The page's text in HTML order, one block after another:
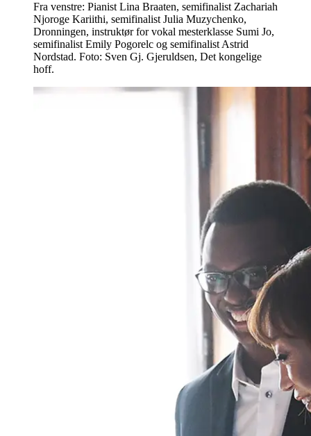
Fra venstre: Pianist Lina Braaten, semifinalist Zachariah
Njoroge Kariithi, semifinalist Julia Muzychenko,
Dronningen, instruktør for vokal mesterklasse Sumi Jo,
semifinalist Emily Pogorelc og semifinalist Astrid
Nordstad. Foto: Sven Gj. Gjeruldsen, Det kongelige
hoff.